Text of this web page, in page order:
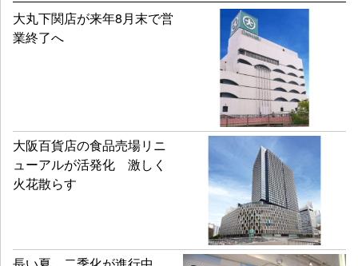
大丸下関店が来年8月末で営
業終了へ
大阪百貨店の食品売場リニ
ューアルが活発化 激しく
火花散らす